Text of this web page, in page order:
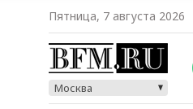
Пятница, 7 августа 2026
Москва